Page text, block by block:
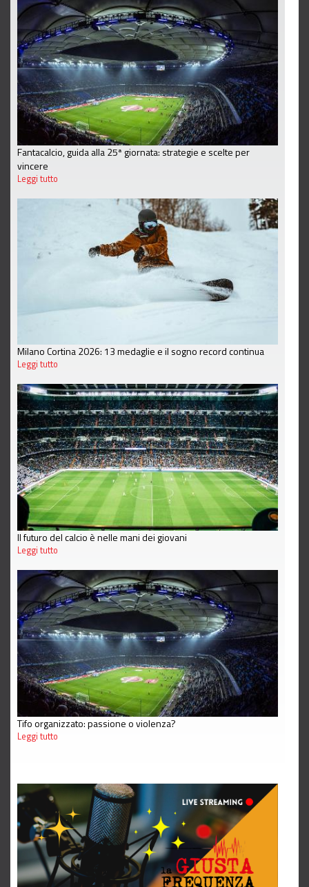
Fantacalcio, guida alla 25ª giornata: strategie e scelte per
vincere
Leggi tutto
Milano Cortina 2026: 13 medaglie e il sogno record continua
Leggi tutto
Il futuro del calcio è nelle mani dei giovani
Leggi tutto
Tifo organizzato: passione o violenza?
Leggi tutto